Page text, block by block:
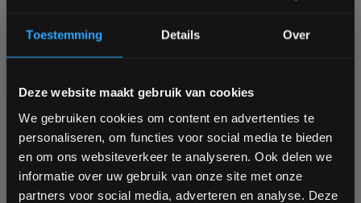
Toestemming Details Over
Deze website maakt gebruik van cookies
We gebruiken cookies om content en advertenties te
personaliseren, om functies voor social media te bieden
en om ons websiteverkeer te analyseren. Ook delen we
informatie over uw gebruik van onze site met onze
partners voor social media, adverteren en analyse. Deze
1
Bam! 5% korting op je volgende
Schrijf je in voor onze nieuwsbrief om op de hoogte te
blijven over onze nieuwe producten, deals en meer
interessante info. Ontvang 5% korting op je eerstvolgende
aankoop! 😀